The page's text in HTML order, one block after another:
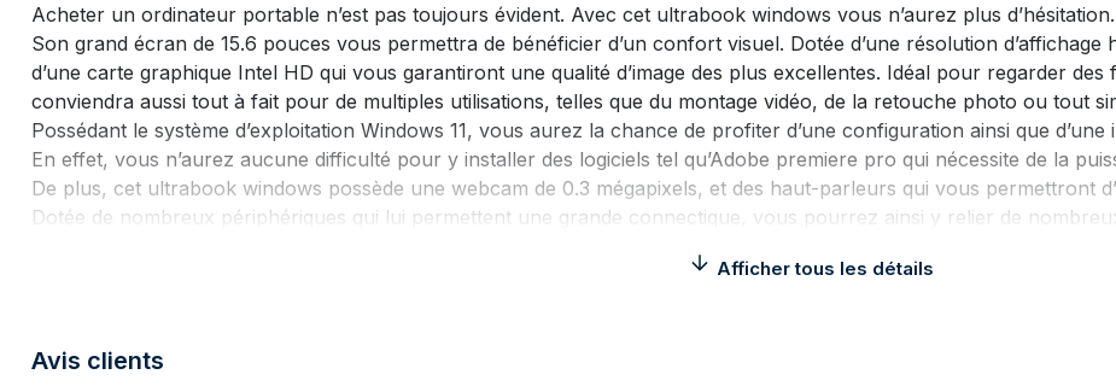
Acheter un ordinateur portable n’est pas toujours évident. Avec cet ultrabook windows vous n’aurez plus d’hésitation.
Son grand écran de 15.6 pouces vous permettra de bénéficier d’un confort visuel. Dotée d’une résolution
d’une carte graphique Intel HD qui vous garantiront une qualité d’image des plus excellentes. Idéal pour regarder
conviendra aussi tout à fait pour de multiples utilisations, telles que du montage vidéo, de la retouche photo ou tout
Possédant le système d’exploitation Windows 11, vous aurez la chance de profiter d’une configuration ainsi que
En effet, vous n’aurez aucune difficulté pour y installer des logiciels tel qu’Adobe premiere pro qui nécessite de la
De plus, cet ultrabook windows possède une webcam de 0.3 mégapixels, et des haut-parleurs qui vous permettront
Dotée de nombreux périphériques qui lui permettent une grande connectique, vous pourrez ainsi y relier de
votre téléviseur par exemple. Vous pourrez aussi par le biais d’un des ports USB y connecter une manette pour
Afficher tous les détails
Avis clients